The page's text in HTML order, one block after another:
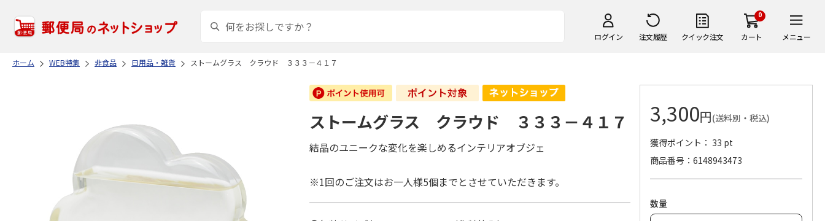
ログイン 注文履歴 クイック注文
0
カート メニュー
ホーム WEB特集 非食品 日用品・雑貨 ストームグラス クラウド ３３３－４１７
ストームグラス クラウド ３３３－４１７
結晶のユニークな変化を楽しめるインテリアオブジェ
※1回のご注文はお一人様5個までとさせていただきます。
3,300円(送料別・税込)
獲得ポイント： 33 pt
商品番号
6148943473
数量